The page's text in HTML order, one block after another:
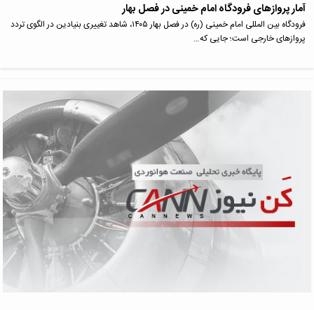
آمار پروازهای فرودگاه امام خمینی در فصل بهار
فرودگاه بین المللی امام خمینی (ره) در فصل بهار ۱۴۰۵، شاهد تغییری بنیادین در الگوی تردد
پروازهای خارجی است؛ جایی که…